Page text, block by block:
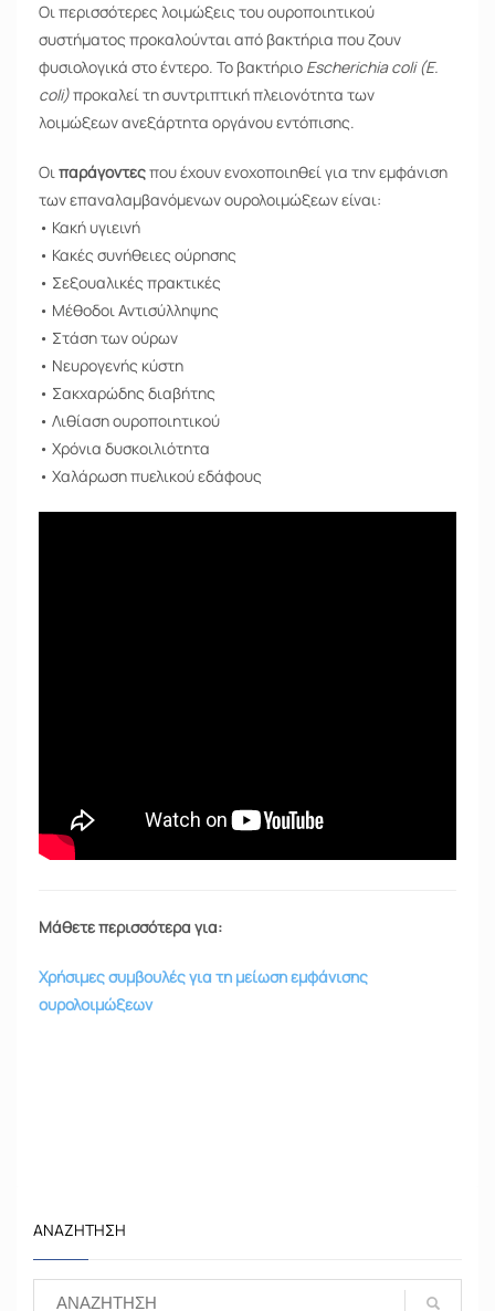
Οι περισσότερες λοιμώξεις του ουροποιητικού
συστήματος προκαλούνται από βακτήρια που ζουν
φυσιολογικά στο έντερο. Το βακτήριο Escherichia coli (E.
coli)προκαλεί τη συντριπτική πλειονότητα των
λοιμώξεων ανεξάρτητα οργάνου εντόπισης.
Οιπαράγοντεςπου έχουν ενοχοποιηθεί για την εμφάνιση
των επαναλαμβανόμενων ουρολοιμώξεων είναι:
• Κακή υγιεινή
• Κακές συνήθειες ούρησης
• Σεξουαλικές πρακτικές
• Μέθοδοι Αντισύλληψης
• Στάση των ούρων
• Νευρογενής κύστη
• Σακχαρώδης διαβήτης
• Λιθίαση ουροποιητικού
• Χρόνια δυσκοιλιότητα
• Χαλάρωση πυελικού εδάφους
Μάθετε περισσότερα για:
Χρήσιμες συμβουλές για τη μείωση εμφάνισης
ουρολοιμώξεων
ΑΝΑΖΉΤΗΣΗ